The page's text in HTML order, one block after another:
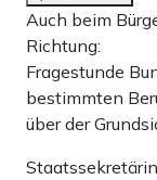
Auch beim
Richtung:
Fragestunde
bestimmten
über der